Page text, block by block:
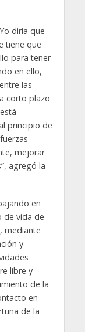
diría que
tiene que
para tener
en ello,
las
corto plazo
principio de
mejorar
agregó la
en
de vida de
mediante
y
libre y
de la
en
de la